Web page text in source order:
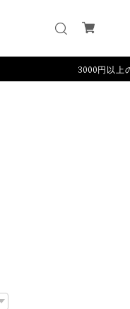
3000円以上のご購